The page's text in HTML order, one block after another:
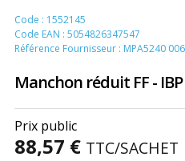
Code : 1552145
Code EAN : 5054826347547
Référence Fournisseur : MPA5240
Manchon réduit FF - IBP
Prix public
88,57 € TTC/SACHET